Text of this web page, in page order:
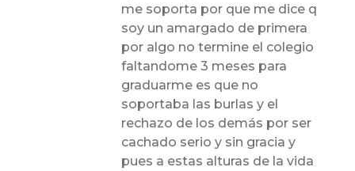
me soporta por que me dice q
soy un amargado de primera
por algo no termine el colegio
faltandome 3 meses para
graduarme es que no
soportaba las burlas y el
rechazo de los demás por ser
cachado serio y sin gracia y
pues a estas alturas de la vida